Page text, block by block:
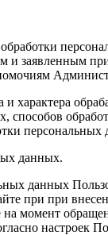
обработки
и заявленным
и характера
способов
персональных
данных.
данных
при при
на момент
настроек